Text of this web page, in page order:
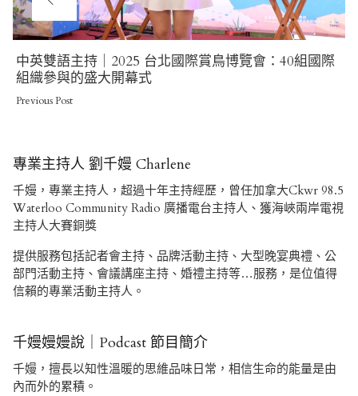
Previous
Post
中英雙語主持｜2025 台北國際賞鳥博覽會：40組國際
組織參與的盛大開幕式
Previous Post
專業主持人 劉千嫚 Charlene
千嫚，專業主持人，超過十年主持經歷，曾任加拿大Ckwr 98.5
Waterloo Community Radio 廣播電台主持人、獲海峽兩岸電視
主持人大賽銅獎
提供服務包括記者會主持、品牌活動主持、大型晚宴典禮、公
部門活動主持、會議講座主持、婚禮主持等…服務，是位值得
信賴的專業活動主持人。
千嫚嫚嫚說｜Podcast 節目簡介
千嫚，擅長以知性溫暖的思維品味日常，相信生命的能量是由
內而外的累積。